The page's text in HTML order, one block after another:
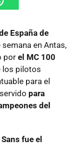
España de
en Antas,
por el MC 100
los pilotos
para el
para
del
fue el